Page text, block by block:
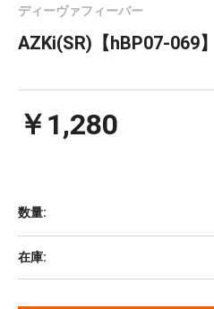
ディーヴァフィーバー
AZKi(SR)【hBP07-069】
￥1,280
数量:
在庫: